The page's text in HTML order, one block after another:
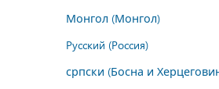
Монгол (Монгол)
Русский (Россия)
српски (Босна и